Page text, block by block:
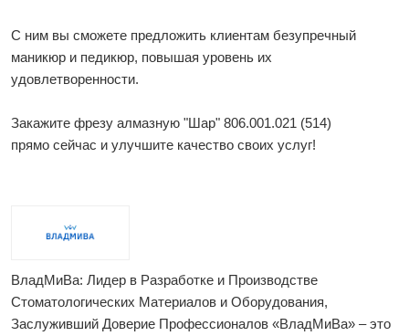
С ним вы сможете предложить клиентам безупречный
маникюр и педикюр, повышая уровень их
удовлетворенности.
Закажите фрезу алмазную "Шар" 806.001.021 (514)
прямо сейчас и улучшите качество своих услуг!
ВладМиВа: Лидер в Разработке и Производстве
Стоматологических Материалов и Оборудования,
Заслуживший Доверие Профессионалов «ВладМиВа» – это